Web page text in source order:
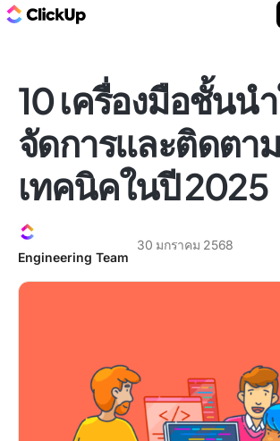
10 เครื่องมือชั้นน
จัดการและติดตา
เทคนิคในปี 2025
Engineering Team
30 มกราคม 2568